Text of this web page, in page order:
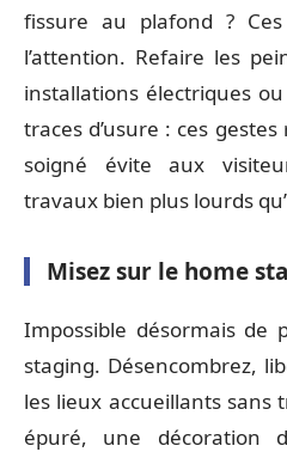
fissure au plafond ?
l’attention. Refaire les
installations électriques
traces d’usure : ces
soigné évite aux
travaux bien plus lourds
Misez sur le home
Impossible désormais de
staging. Désencombrez,
les lieux accueillants sans
épuré, une décoration